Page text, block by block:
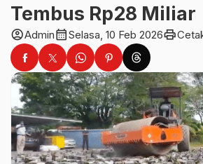
Tembus Rp28 Miliar
account_circleAdmincalendar_monthSelasa, 10 Feb 2026print